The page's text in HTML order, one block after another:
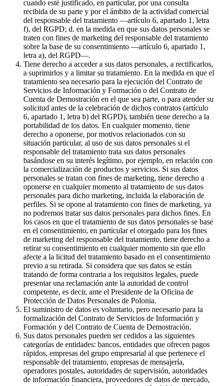
cuando esté justificado, en particular, por una consulta
recibida de su parte y por el ámbito de la actividad comercial
del responsable del tratamiento —artículo 6, apartado 1, letra
f), del RGPD; d. en la medida en que sus datos personales se
traten con fines de marketing del responsable del tratamiento
sobre la base de su consentimiento —artículo 6, apartado 1,
letra a), del RGPD—.
Tiene derecho a acceder a sus datos personales, a rectificarlos,
a suprimirlos y a limitar su tratamiento. En la medida en que el
tratamiento sea necesario para la ejecución del Contrato de
Servicios de Información y Formación o del Contrato de
Cuenta de Demostración en el que sea parte, o para atender su
solicitud antes de la celebración de dichos contratos (artículo
6, apartado 1, letra b) del RGPD), también tiene derecho a la
portabilidad de los datos. En cualquier momento, tiene
derecho a oponerse, por motivos relacionados con su
situación particular, al uso de sus datos personales si el
responsable del tratamiento trata sus datos personales
basándose en su interés legítimo, por ejemplo, en relación con
la comercialización de productos y servicios. Si sus datos
personales se tratan con fines de marketing, tiene derecho a
oponerse en cualquier momento al tratamiento de sus datos
personales para dicho marketing, incluida la elaboración de
perfiles. Si se opone al tratamiento con fines de marketing, ya
no podremos tratar sus datos personales para dichos fines. En
los casos en que el tratamiento de sus datos personales se base
en el consentimiento, en particular el otorgado para los fines
de marketing del responsable del tratamiento, tiene derecho a
retirar su consentimiento en cualquier momento sin que ello
afecte a la licitud del tratamiento basado en el consentimiento
previo a su retirada. Si considera que sus datos se están
tratando de forma contraria a los requisitos legales, puede
presentar una reclamación ante la autoridad de control
competente, es decir, ante el Presidente de la Oficina de
Protección de Datos Personales de Polonia.
El suministro de datos es voluntario, pero necesario para la
formalización del Contrato de Servicios de Información y
Formación y del Contrato de Cuenta de Demostración.
Sus datos personales pueden ser cedidos a las siguientes
categorías de entidades: bancos, entidades que ofrecen pagos
rápidos, empresas del grupo empresarial al que pertenece el
responsable del tratamiento, empresas de mensajería,
operadores postales, autoridades de supervisión, autoridades
de información financiera, proveedores de datos de mercado,